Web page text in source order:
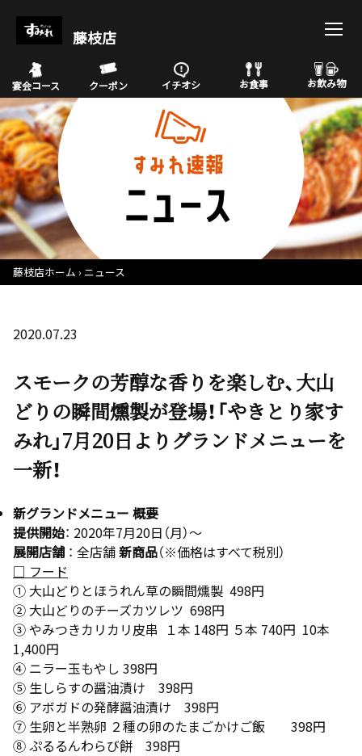
藤枝店
宴会コース クーポン イチオシ お食事 お飲み物
藤枝店ホーム ニュース
2020.07.23
スモークの芳醇な香りを楽しむ、大山
どりの瞬間燻製が登場！「やきとり家す
みれ」7月20日よりグランドメニューを
一新！
新グランドメニュー 概要
提供開始： 2020年7月20日（月）～
展開店舗 ： 全店舗新商品（※価格はすべて税別）
□ フード
① 大山どりとほうれん草の瞬間燻製 498円
② 大山どりのチーズカツレツ 698円
③ やみつきカリカリ皮串 １本 148円 ５本 740円 10本
1,400円
④ ニラー玉もやし 398円
⑤ 生しらすの醤油漬け 398円
⑥ アボガドの発酵醤油漬け 398円
⑦ 生卵と半熟卵 ２種の卵のたまごかけご飯 398円
⑧ ぷるるんわらび餅 398円